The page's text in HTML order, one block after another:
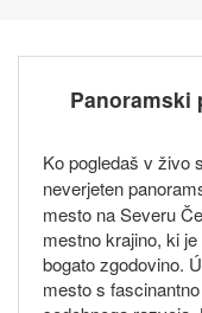
Panoramski
Ko pogledaš v živo
neverjeten
mesto na Severu
mestno krajino, ki
bogato zgodovino.
mesto s